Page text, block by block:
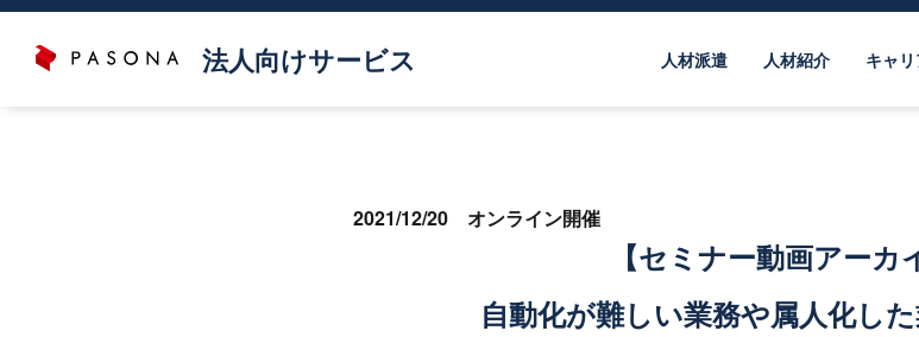
法人向けサービス 人材派遣 人材紹介 キャ
2021/12/20 オンライン開催
【セミナー動画アーカ
自動化が難しい業務や属人化し